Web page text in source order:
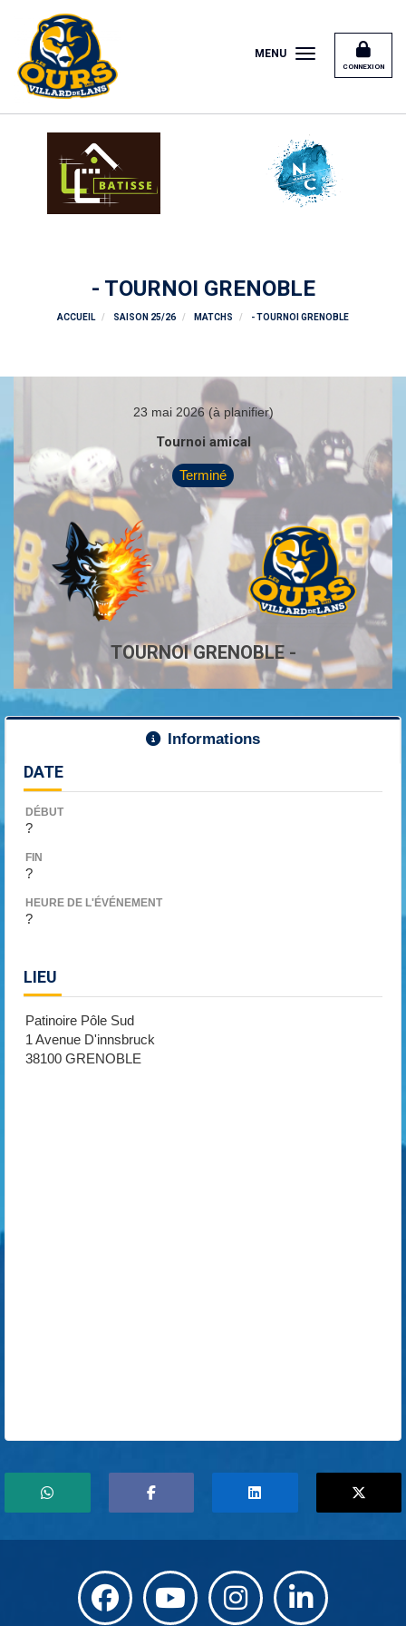
CONNEXION
MENU
- TOURNOI GRENOBLE
ACCUEIL SAISON 25/26 MATCHS - TOURNOI GRENOBLE
23 mai 2026 (à planifier)
Tournoi amical
Terminé
TOURNOI GRENOBLE -
Informations
DATE
DÉBUT
?
FIN
?
HEURE DE L'ÉVÉNEMENT
?
LIEU
Patinoire Pôle Sud
1 Avenue D'innsbruck
38100 GRENOBLE
Panneau de gestion des cookies